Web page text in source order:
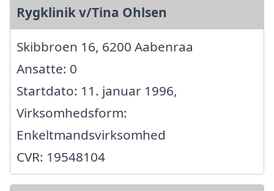
Rygklinik v/Tina Ohlsen
Skibbroen 16, 6200 Aabenraa
Ansatte: 0
Startdato: 11. januar 1996,
Virksomhedsform:
Enkeltmandsvirksomhed
CVR: 19548104